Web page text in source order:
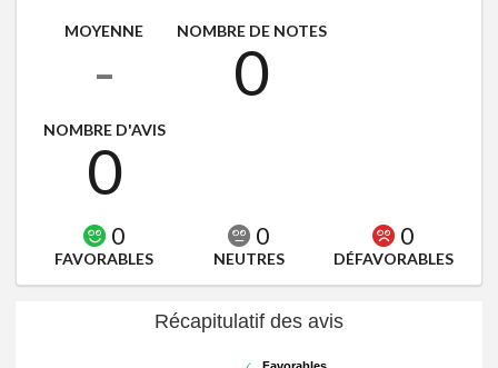
MOYENNE
-
NOMBRE DE NOTES
0
NOMBRE D'AVIS
0
0
FAVORABLES
0
NEUTRES
0
DÉFAVORABLES
Récapitulatif des avis
Favorables
Favorables